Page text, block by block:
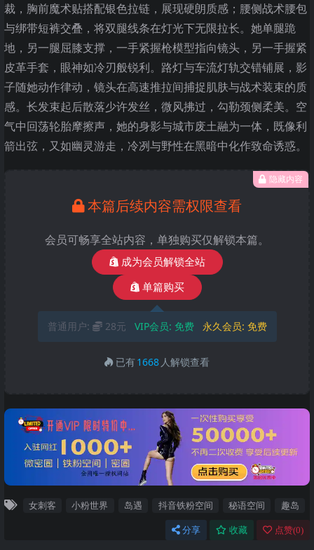
裁，胸前魔术贴搭配银色拉链，展现硬朗质感；腰侧战术腰包
与绑带短裤交叠，将双腿线条在灯光下无限拉长。她单腿跪
地，另一腿屈膝支撑，一手紧握枪模型指向镜头，另一手握紧
皮革手套，眼神如冷刃般锐利。路灯与车流灯轨交错铺展，影
子随她动作律动，镜头在高速推拉间捕捉肌肤与战术装束的质
感。长发束起后散落少许发丝，微风拂过，勾勒颈侧柔美。空
气中回荡轮胎摩擦声，她的身影与城市废土融为一体，既像利
箭出弦，又如幽灵游走，冷冽与野性在黑暗中化作致命诱惑。
隐藏内容
本篇后续内容需权限查看
会员可畅享全站内容，单独购买仅解锁本篇。
成为会员解锁全站
单篇购买
普通用户: 28元 VIP会员: 免费 永久会员: 免费
已有1668 人解锁查看
女刺客 小粉世界 岛遇 抖音铁粉空间 秘语空间 趣岛
分享 收藏 点赞(0)